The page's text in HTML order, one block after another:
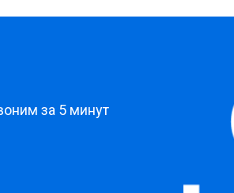
за 5 минут